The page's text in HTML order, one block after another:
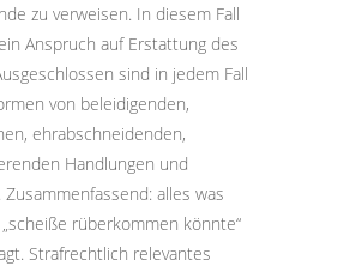
zu verweisen. In diesem Fall
Anspruch auf Erstattung des
sind in jedem Fall
von beleidigenden,
ehrabschneidenden,
Handlungen und
Zusammenfassend: alles was
rüberkommen könnte“
Strafrechtlich relevantes